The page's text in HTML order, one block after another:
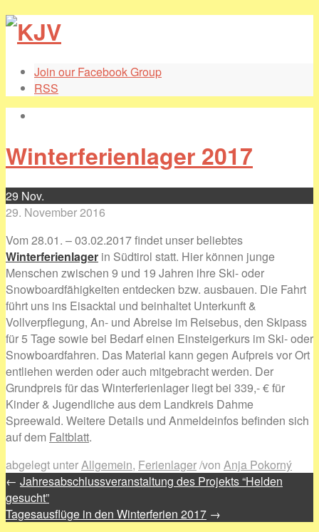
Join our Facebook Group
RSS
Winterferienlager 2017
29 Nov.
29. November 2016
Vom 28.01. – 03.02.2017 findet unser beliebtes
Winterferienlager in Südtirol statt. Hier können junge
Menschen zwischen 9 und 19 Jahren ihre Ski- oder
Snowboardfähigkeiten entdecken bzw. ausbauen. Die Fahrt
führt uns ins Eisacktal und beinhaltet Unterkunft &
Vollverpflegung, An- und Abreise im Reisebus, den Skipass
für 5 Tage sowie bei Bedarf einen Einsteigerkurs im Ski- oder
Snowboardfahren. Das Material kann gegen Aufpreis vor Ort
entliehen werden oder auch mitgebracht werden. Der
Grundpreis für das Winterferienlager liegt bei 339,- € für
Kinder & Jugendliche aus dem Landkreis Dahme
Spreewald. Weitere Details und Anmeldeinfos befinden sich
auf dem Faltblatt.
abgelegt unterAllgemein, Ferienlager/von Anja Pokorný
← Jahresabschlussveranstaltung des Projekts “Helden
gesucht”
Tagesausflüge in den Winterferien 2017 →